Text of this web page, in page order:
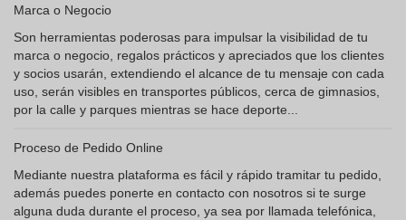
Marca o Negocio
Son herramientas poderosas para impulsar la visibilidad de tu
marca o negocio, regalos prácticos y apreciados que los clientes
y socios usarán, extendiendo el alcance de tu mensaje con cada
uso, serán visibles en transportes públicos, cerca de gimnasios,
por la calle y parques mientras se hace deporte...
Proceso de Pedido Online
Mediante nuestra plataforma es fácil y rápido tramitar tu pedido,
además puedes ponerte en contacto con nosotros si te surge
alguna duda durante el proceso, ya sea por llamada telefónica,